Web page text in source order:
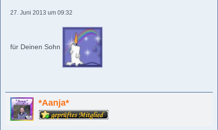
27. Juni 2013 um 09:32
für Deinen Sohn
*Aanja*